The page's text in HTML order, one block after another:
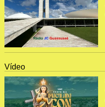
Vídeo